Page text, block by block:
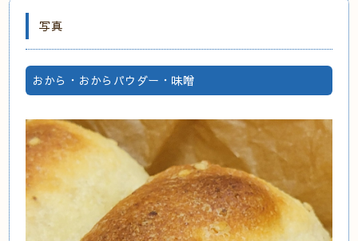
写真
おから・おからパウダー・味噌